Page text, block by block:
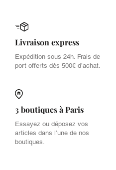
Livraison express
Expédition sous 24h. Frais de
port offerts dès 500€ d’achat.
3 boutiques à Paris
Essayez ou déposez vos
articles dans l’une de nos
boutiques.